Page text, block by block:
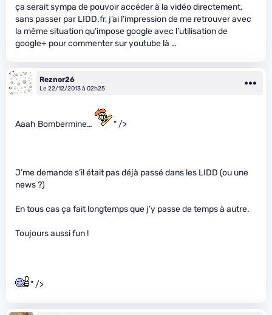
ça serait sympa de pouvoir accéder à la vidéo directement,
sans passer par LIDD.fr, j’ai l’impression de me retrouver avec
la même situation qu’impose google avec l’utilisation de
google+ pour commenter sur youtube là …
Reznor26
Le 22/12/2013 à 02h25
Aaah Bombermine… " />
J’me demande s’il était pas déjà passé dans les LIDD (ou une
news ?)
En tous cas ça fait longtemps que j’y passe de temps à autre.
Toujours aussi fun !
" />